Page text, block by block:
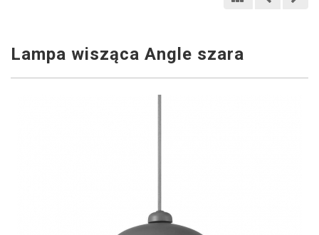
Lampa wisząca Angle szara